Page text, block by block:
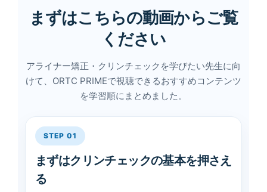
まずはこちらの動画からご覧
ください
アライナー矯正・クリンチェックを学びたい先生に向
けて、ORTC PRIMEで視聴できるおすすめコンテンツ
を学習順にまとめました。
STEP 01
まずはクリンチェックの基本を押さえ
る